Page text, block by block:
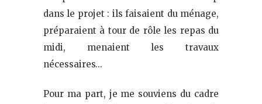
dans le projet : ils faisaient du ménage,
préparaient à tour de rôle les repas du
midi, menaient les travaux
nécessaires…
Pour ma part, je me souviens du cadre